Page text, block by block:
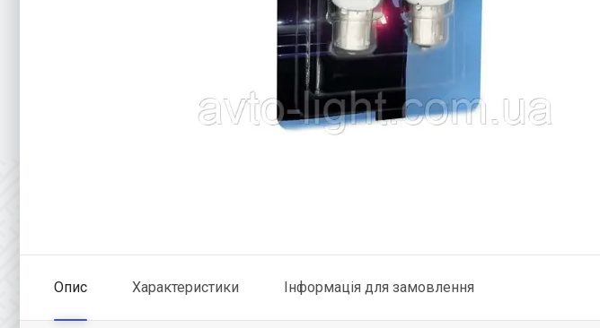
Опис Характеристики Інформація для замовлення